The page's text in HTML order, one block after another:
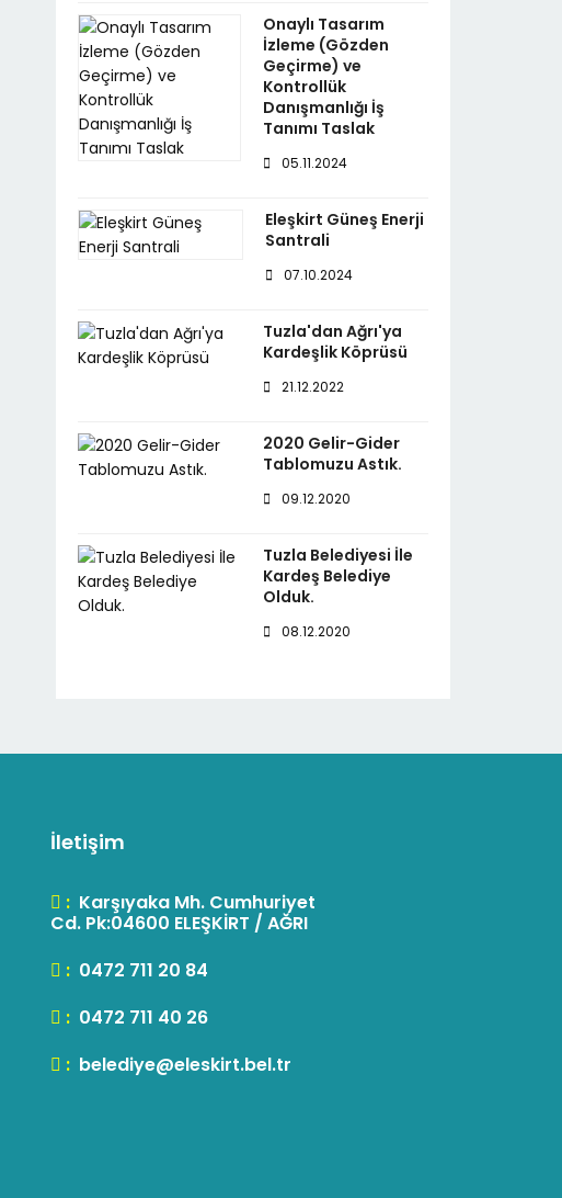
Onaylı Tasarım
İzleme (Gözden
Geçirme) ve
Kontrollük
Danışmanlığı İş
Tanımı Taslak
05.11.2024
Eleşkirt Güneş Enerji
Santrali
07.10.2024
Tuzla'dan Ağrı'ya
Kardeşlik Köprüsü
21.12.2022
2020 Gelir-Gider
Tablomuzu Astık.
09.12.2020
Tuzla Belediyesi İle
Kardeş Belediye
Olduk.
08.12.2020
İletişim
: Karşıyaka Mh. Cumhuriyet
Cd. Pk:04600 ELEŞKİRT / AĞRI
: 0472 711 20 84
: 0472 711 40 26
: belediye@eleskirt.bel.tr